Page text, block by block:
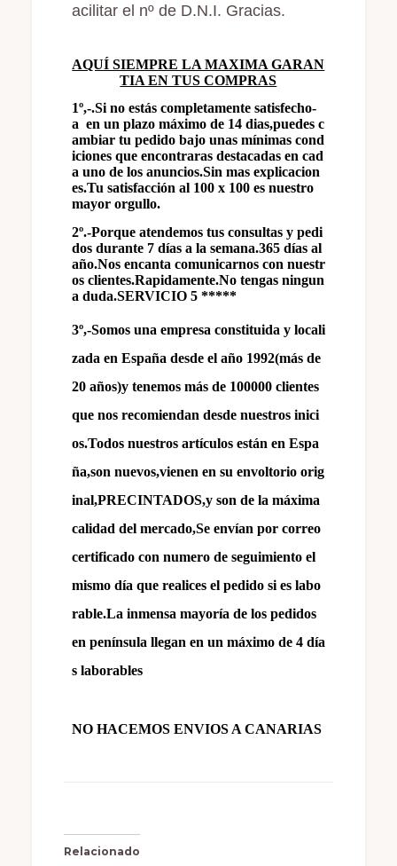
acilitar el nº de D.N.I. Gracias.
AQUÍ SIEMPRE LA MAXIMA GARAN
TIA EN TUS COMPRAS
1º,-.Si no estás completamente satisfecho-
a en un plazo máximo de 14 dias,puedes c
ambiar tu pedido bajo unas mínimas cond
iciones que encontraras destacadas en cad
a uno de los anuncios.Sin mas explicacion
es.Tu satisfacción al 100 x 100 es nuestro
mayor orgullo.
2º.-Porque atendemos tus consultas y pedi
dos durante 7 días a la semana.365 días al
año.Nos encanta comunicarnos con nuestr
os clientes.Rapidamente.No tengas ningun
a duda.SERVICIO 5 *****
3º,-Somos una empresa constituida y locali
zada en España desde el año 1992(más de
20 años)y tenemos más de 100000 clientes
que nos recomiendan desde nuestros inici
os.Todos nuestros artículos están en Espa
ña,son nuevos,vienen en su envoltorio orig
inal,PRECINTADOS,y son de la máxima
calidad del mercado,Se envían por correo
certificado con numero de seguimiento el
mismo día que realices el pedido si es labo
rable.La inmensa mayoría de los pedidos
en península llegan en un máximo de 4 día
s laborables
NO HACEMOS ENVIOS A CANARIAS
Relacionado